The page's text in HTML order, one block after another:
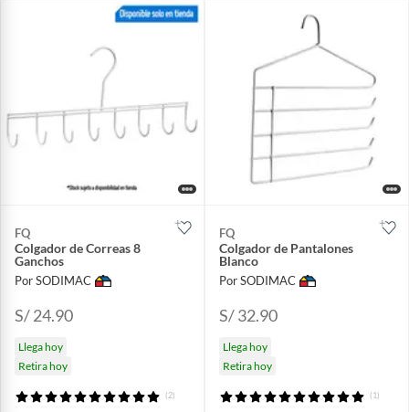
FQ
Colgador de Correas 8
Ganchos
Por SODIMAC
S/ 24.90
Llega hoy
Retira hoy
(2)
FQ
Colgador de Pantalones
Blanco
Por SODIMAC
S/ 32.90
Llega hoy
Retira hoy
(1)